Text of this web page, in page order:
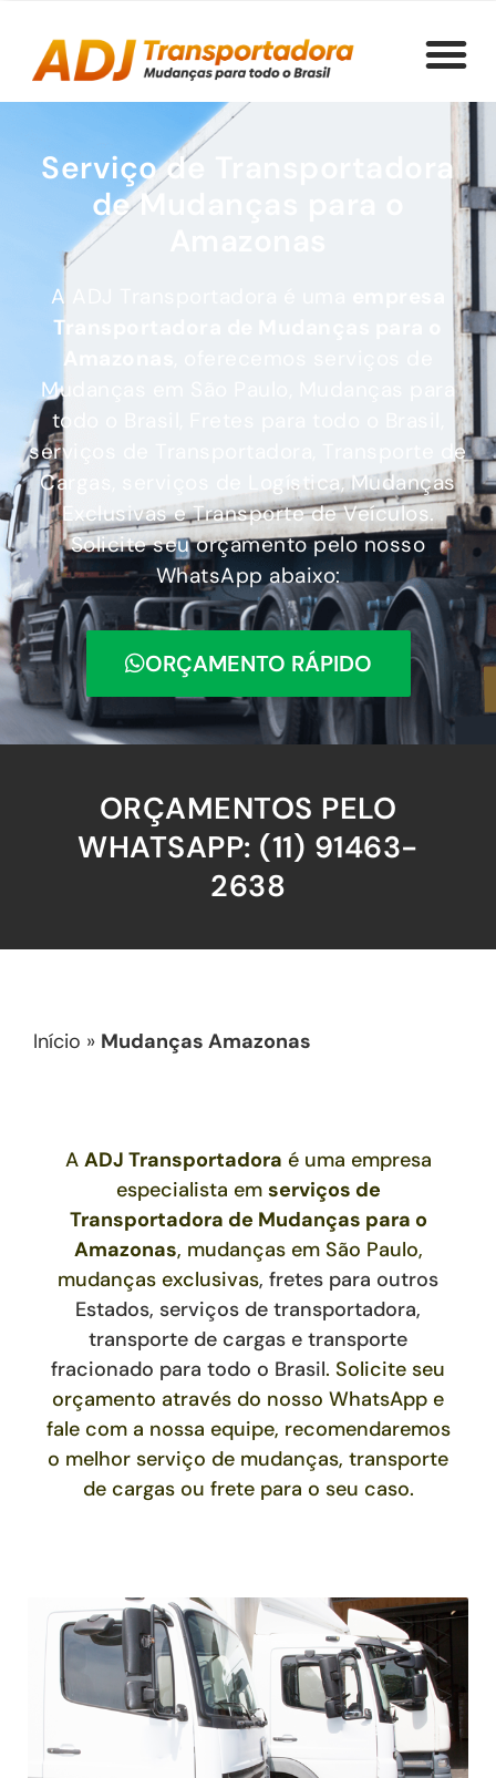
Serviço de Transportadora
de Mudanças para o
A ADJ Transportadora é uma
Transportadora de Mudanças
Amazonas
Mudanças em São Paulo, Mudanças para
todo o Brasil, Fretes para todo o Brasil,
serviços de Transportadora, Transporte de
Cargas, serviços de Logística, Mudanças
Exclusivas e Transporte de Veículos.
Solicite seu orçamento pelo nosso
WhatsApp abaixo:
ORÇAMENTO RÁPIDO
ORÇAMENTOS PELO
WHATSAPP: (11) 91463-
2638
Início » Mudanças Amazonas
A ADJ Transportadora é uma empresa
especialista em serviços de
Transportadora de Mudanças para o
Amazonas, mudanças em São Paulo,
mudanças exclusivas, fretes para outros
Estados, serviços de transportadora,
transporte de cargas e transporte
fracionado para todo o Brasil. Solicite seu
orçamento através do nosso WhatsApp e
fale com a nossa equipe, recomendaremos
o melhor serviço de mudanças, transporte
de cargas ou frete para o seu caso.